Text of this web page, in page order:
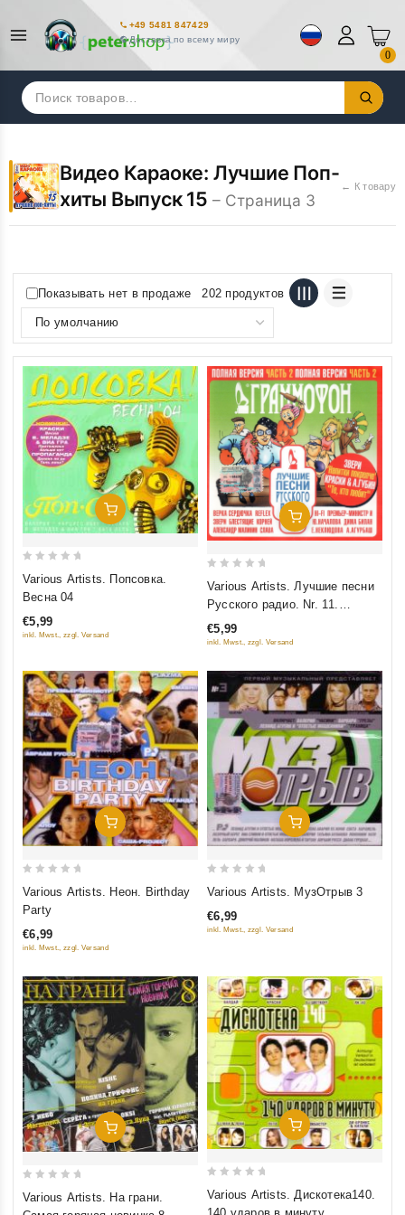
+49 5481 847429
Доставка по всему миру
0
Искать:
Видео Караоке: Лучшие Поп-
хиты Выпуск 15 – Страница 3
← К товару
Показывать нет в продаже 202 продуктов
Добавить В Корзину
5
Various Artists. Попсовка.
Весна 04
€5,99
inkl. Mwst., zzgl. Versand
Добавить В Корзину
5
Various Artists. Лучшие песни
Русского радио. Nr. 11.
Полная версия. Часть 2
€5,99
inkl. Mwst., zzgl. Versand
Добавить В Корзину
5
Various Artists. Неон. Birthday
Party
€6,99
inkl. Mwst., zzgl. Versand
Добавить В Корзину
of
Various Artists. МузОтрыв 3
€6,99
inkl. Mwst., zzgl. Versand
Добавить В Корзину
Various Artists. На грани.
Добавить В Корзину
Various Artists. Дискотека140.